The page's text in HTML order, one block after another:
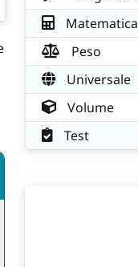
Matematica
Peso
Universale
Volume
Test